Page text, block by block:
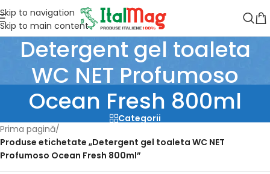
Skip to navigation
Skip to main content
Detergent gel toaleta
WC NET Profumoso
Ocean Fresh 800ml
Categorii
Prima pagină/
Produse etichetate „Detergent gel toaleta WC NET
Profumoso Ocean Fresh 800ml”